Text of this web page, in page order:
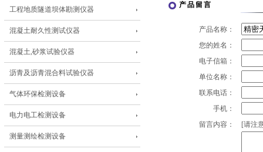
工程地质隧道坝体勘测仪器
混凝土耐久性测试仪器
混凝土,砂浆试验仪器
沥青及沥青混合料试验仪器
气体环保检测设备
电力电工检测设备
测量测绘检测设备
产品留言
产品名称：
您的姓名：
电子信箱：
单位名称：
联系电话：
手机：
留言内容：
[请注